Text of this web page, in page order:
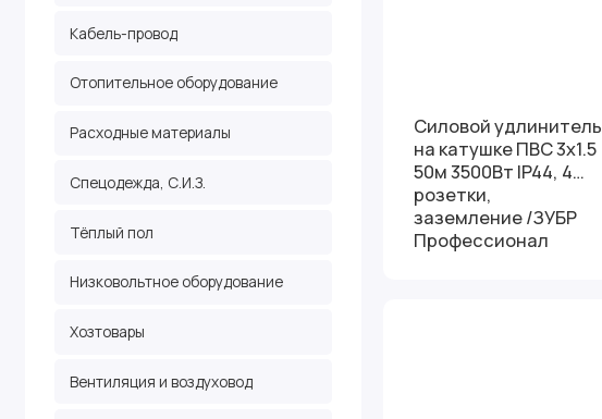
Кабель-провод
Отопительное оборудование
Расходные материалы
Спецодежда, С.И.З.
Тёплый пол
Низковольтное оборудование
Хозтовары
Вентиляция и воздуховод
Силовой удлинитель
на катушке ПВС 3х1.5
50м 3500Вт IP44, 4
розетки,
заземление /ЗУБР
Профессионал